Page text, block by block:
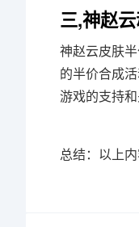
三,神赵
神赵云皮肤
的半价合成
游戏的支持
总结：以上